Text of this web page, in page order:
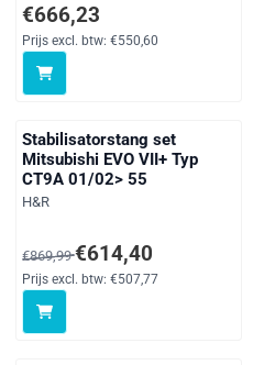
Prijs: 666,23, exclusief btw:
€666,23
Prijs excl. btw: €550,60
btw: 445,62
Stabilisatorstang set
Mitsubishi EVO VII+ Typ
CT9A 01/02> 55
Merk:
H&R
Van 869,99 voor 614,40,
€869,99€614,40
Prijs excl. btw: €507,77